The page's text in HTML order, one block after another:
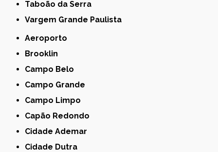
Taboão da Serra
Vargem Grande Paulista
Aeroporto
Brooklin
Campo Belo
Campo Grande
Campo Limpo
Capão Redondo
Cidade Ademar
Cidade Dutra